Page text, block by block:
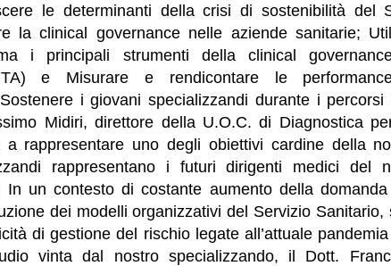
le determinanti della crisi di sostenibilità del
la clinical governance nelle aziende sanitarie;
i principali strumenti della clinical
e Misurare e rendicontare le
i giovani specializzandi durante i
Midiri, direttore della U.O.C. di Diagnostica
a rappresentare uno degli obiettivi cardine della
rappresentano i futuri dirigenti medici del
In un contesto di costante aumento della
dei modelli organizzativi del Servizio Sanitario,
di gestione del rischio legate all’attuale
vinta dal nostro specializzando, il Dott.